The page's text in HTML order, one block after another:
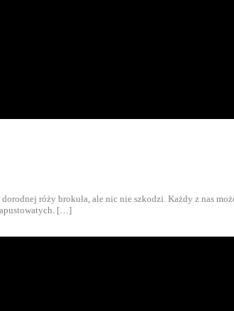
róży brokuła, ale nic nie szkodzi. Każdy z nas
[…]